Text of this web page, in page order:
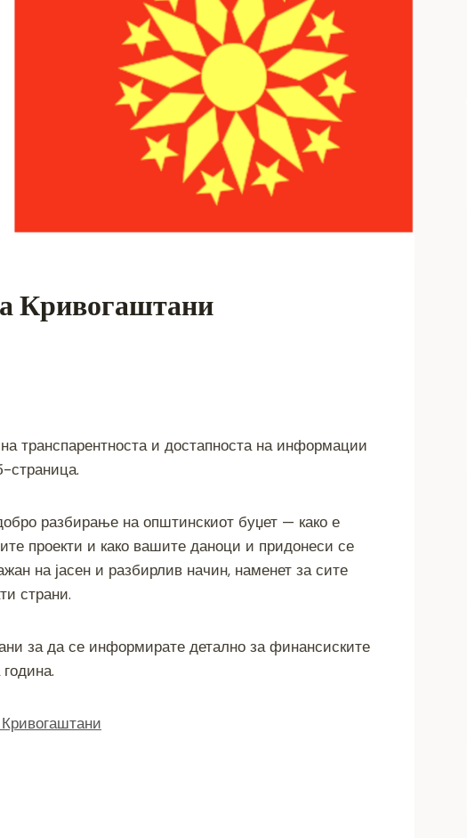
Кривогаштани
транспарентноста и достапноста на информации
страница.
разбирање на општинскиот буџет — како е
проекти и како вашите даноци и придонеси се
на јасен и разбирлив начин, наменет за сите
страни.
за да се информирате детално за финансиските